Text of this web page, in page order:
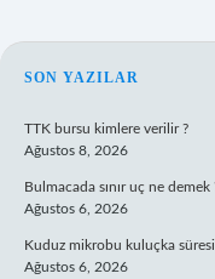
SIDEBAR
SON YAZILAR
TTK bursu kimlere verilir ?
Ağustos 8, 2026
Bulmacada sınır uç ne demek
Ağustos 6, 2026
Kuduz mikrobu kuluçka süresi
Ağustos 6, 2026